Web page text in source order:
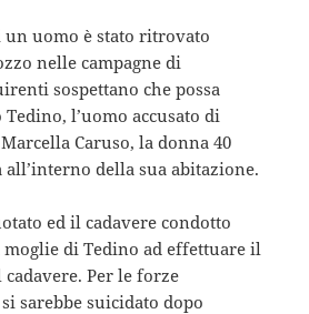
uomo è stato ritrovato
nelle campagne di
sospettano che possa
l’uomo accusato di
Caruso, la donna 40
della sua abitazione.
ed il cadavere condotto
moglie di Tedino ad effettuare il
Per le forze
sarebbe suicidato dopo